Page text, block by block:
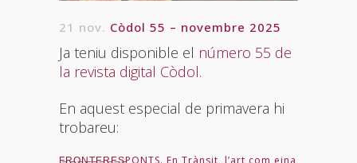
21 nov. Còdol 55 – novembre 2025
Ja teniu disponible el número 55 de
la revista digital Còdol.
En aquest especial de primavera hi
trobareu:
F̶R̶O̶N̶T̶E̶R̶E̶S̶PONTS. En Trànsit, l’art com eina